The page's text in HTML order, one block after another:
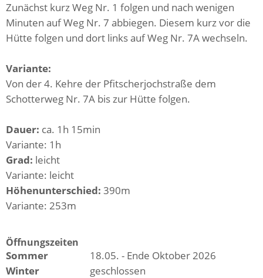
Zunächst kurz Weg Nr. 1 folgen und nach wenigen
Minuten auf Weg Nr. 7 abbiegen. Diesem kurz vor die
Hütte folgen und dort links auf Weg Nr. 7A wechseln.
Variante:
Von der 4. Kehre der Pfitscherjochstraße dem
Schotterweg Nr. 7A bis zur Hütte folgen.
Dauer: ca. 1h 15min
Variante: 1h
Grad: leicht
Variante: leicht
Höhenunterschied: 390m
Variante: 253m
Öffnungszeiten
Sommer
18.05. - Ende Oktober 2026
Winter
geschlossen